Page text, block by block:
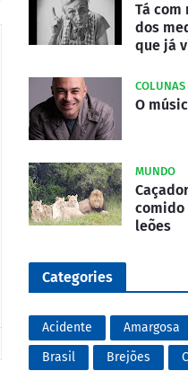
Tá com
dos
que já
COLUNAS
O
MUNDO
comido
leões
Categories
Acidente Amargosa
Brasil
Brejões